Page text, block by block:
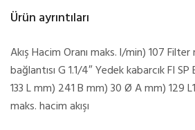
Ürün ayrıntıları
Akış Hacim Oranı maks. l/min) 107
bağlantısı G 1.1/4″ Yedek kabarcık FI
133 L mm) 241 B mm) 30 Ø A mm) 129
maks. hacim akışı